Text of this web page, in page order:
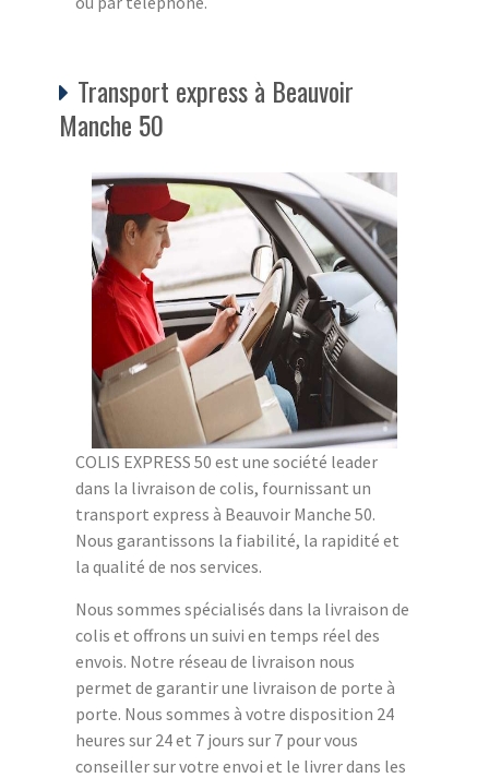
Transport express à Beauvoir
Manche 50
COLIS EXPRESS 50 est une société leader
dans la livraison de colis, fournissant un
transport express à Beauvoir Manche 50.
Nous garantissons la fiabilité, la rapidité et
la qualité de nos services.
Nous sommes spécialisés dans la livraison de
colis et offrons un suivi en temps réel des
envois. Notre réseau de livraison nous
permet de garantir une livraison de porte à
porte. Nous sommes à votre disposition 24
heures sur 24 et 7 jours sur 7 pour vous
conseiller sur votre envoi et le livrer dans les